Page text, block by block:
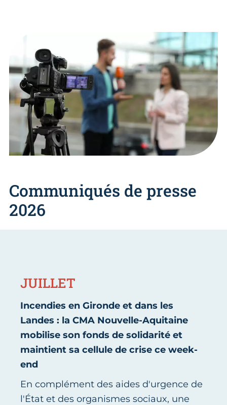
Communiqués de presse
2026
JUILLET
Incendies en Gironde et dans les
Landes : la CMA Nouvelle-Aquitaine
mobilise son fonds de solidarité et
maintient sa cellule de crise ce week-
end
En complément des aides d'urgence de
l'État et des organismes sociaux, une